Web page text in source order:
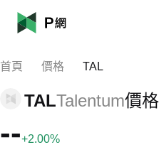
首頁 價格 TAL
TALTalentum價格
--+2.00%